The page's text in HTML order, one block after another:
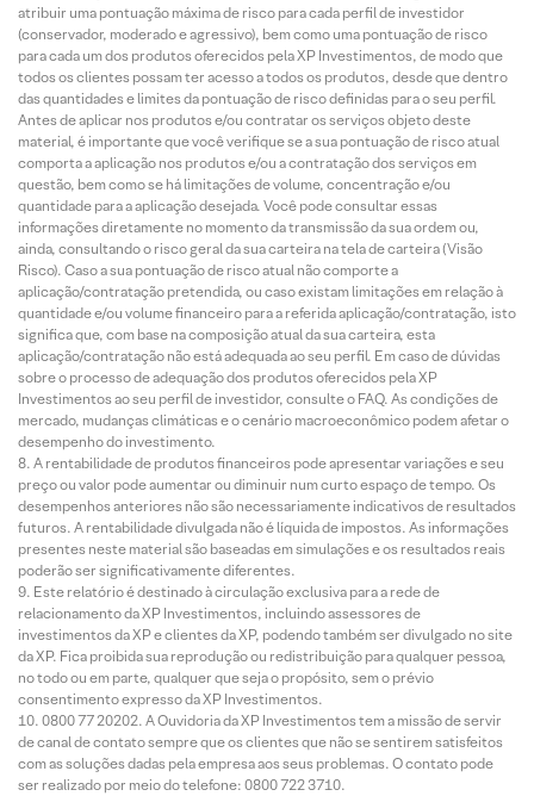
atribuir uma pontuação máxima de risco para cada perfil de investidor
(conservador, moderado e agressivo), bem como uma pontuação de risco
para cada um dos produtos oferecidos pela XP Investimentos, de modo que
todos os clientes possam ter acesso a todos os produtos, desde que dentro
das quantidades e limites da pontuação de risco definidas para o seu perfil.
Antes de aplicar nos produtos e/ou contratar os serviços objeto deste
material, é importante que você verifique se a sua pontuação de risco atual
comporta a aplicação nos produtos e/ou a contratação dos serviços em
questão, bem como se há limitações de volume, concentração e/ou
quantidade para a aplicação desejada. Você pode consultar essas
informações diretamente no momento da transmissão da sua ordem ou,
ainda, consultando o risco geral da sua carteira na tela de carteira (Visão
Risco). Caso a sua pontuação de risco atual não comporte a
aplicação/contratação pretendida, ou caso existam limitações em relação à
quantidade e/ou volume financeiro para a referida aplicação/contratação, isto
significa que, com base na composição atual da sua carteira, esta
aplicação/contratação não está adequada ao seu perfil. Em caso de dúvidas
sobre o processo de adequação dos produtos oferecidos pela XP
Investimentos ao seu perfil de investidor, consulte o FAQ. As condições de
mercado, mudanças climáticas e o cenário macroeconômico podem afetar o
desempenho do investimento.
A rentabilidade de produtos financeiros pode apresentar variações e seu
preço ou valor pode aumentar ou diminuir num curto espaço de tempo. Os
desempenhos anteriores não são necessariamente indicativos de resultados
futuros. A rentabilidade divulgada não é líquida de impostos. As informações
presentes neste material são baseadas em simulações e os resultados reais
poderão ser significativamente diferentes.
Este relatório é destinado à circulação exclusiva para a rede de
relacionamento da XP Investimentos, incluindo assessores de
investimentos da XP e clientes da XP, podendo também ser divulgado no site
da XP. Fica proibida sua reprodução ou redistribuição para qualquer pessoa,
no todo ou em parte, qualquer que seja o propósito, sem o prévio
consentimento expresso da XP Investimentos.
0800 77 20202. A Ouvidoria da XP Investimentos tem a missão de servir
de canal de contato sempre que os clientes que não se sentirem satisfeitos
com as soluções dadas pela empresa aos seus problemas. O contato pode
ser realizado por meio do telefone: 0800 722 3710.